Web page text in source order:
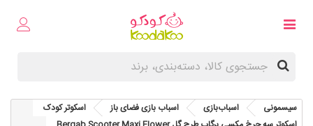
سیسمونی اسباب‌بازی اسباب بازی فضای باز
اسکوتر کودک